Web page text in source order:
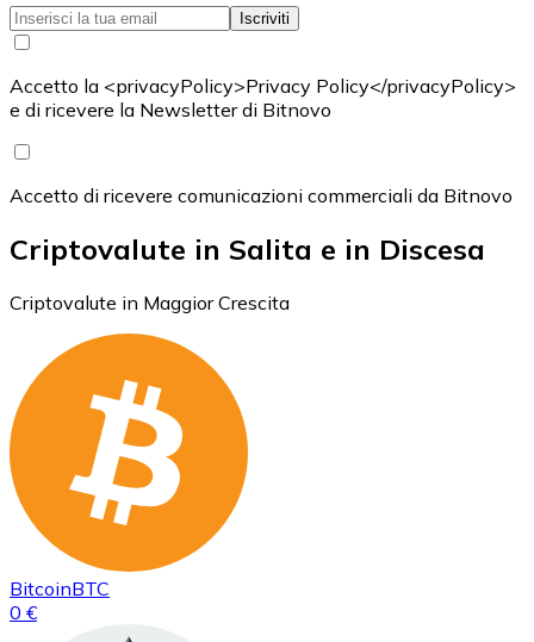
Iscriviti
Accetto la <privacyPolicy>Privacy Policy</privacyPolicy>
e di ricevere la Newsletter di Bitnovo
Accetto di ricevere comunicazioni commerciali da Bitnovo
Criptovalute in Salita e in Discesa
Criptovalute in Maggior Crescita
BitcoinBTC
0 €